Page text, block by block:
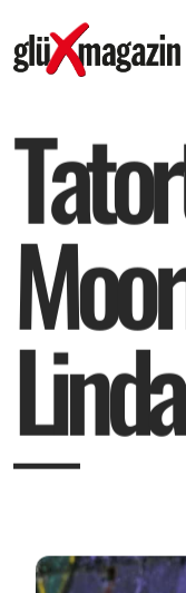
Tator
Moor
Linda